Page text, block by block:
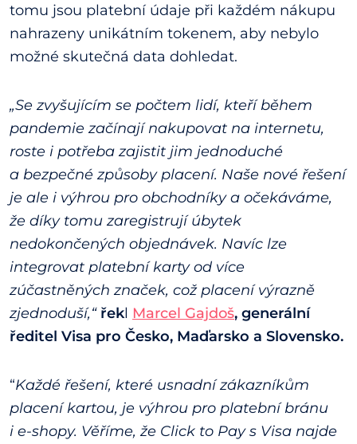
tomu jsou platební údaje při každém nákupu
nahrazeny unikátním tokenem, aby nebylo
možné skutečná data dohledat.
„Se zvyšujícím se počtem lidí, kteří během
pandemie začínají nakupovat na internetu,
roste i potřeba zajistit jim jednoduché
a bezpečné způsoby placení. Naše nové řešení
je ale i výhrou pro obchodníky a očekáváme,
že díky tomu zaregistrují úbytek
nedokončených objednávek. Navíc lze
integrovat platební karty od více
zúčastněných značek, což placení výrazně
zjednoduší,“ řekl Marcel Gajdoš, generální
ředitel Visa pro Česko, Maďarsko a Slovensko.
“Každé řešení, které usnadní zákazníkům
placení kartou, je výhrou pro platební bránu
i e-shopy. Věříme, že Click to Pay s Visa najde